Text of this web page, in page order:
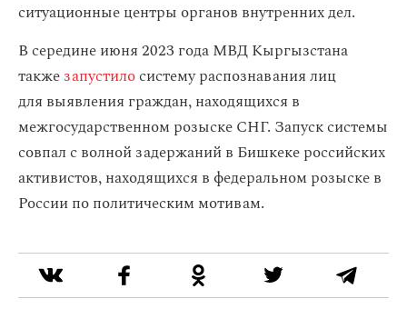
ситуационные центры органов внутренних дел.
В середине июня 2023 года МВД Кыргызстана
такжезапустилосистему распознавания лиц
для выявления граждан, находящихся в
межгосударственном розыске СНГ. Запуск системы
совпал с волной задержаний в Бишкеке российских
активистов, находящихся в федеральном розыске в
России по политическим мотивам.